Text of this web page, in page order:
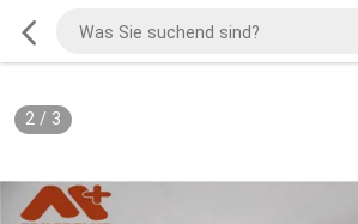
2/ 3